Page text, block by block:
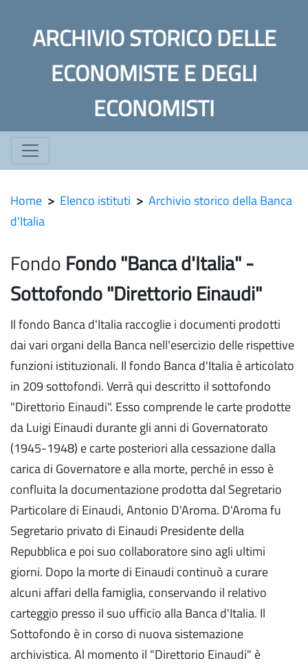
ARCHIVIO STORICO DELLE
ECONOMISTE E DEGLI
ECONOMISTI
Home > Elenco istituti > Archivio storico della Banca
d'Italia
Fondo Fondo "Banca d'Italia" -
Sottofondo "Direttorio Einaudi"
Il fondo Banca d'Italia raccoglie i documenti prodotti
dai vari organi della Banca nell'esercizio delle rispettive
funzioni istituzionali. Il fondo Banca d'Italia è articolato
in 209 sottofondi. Verrà qui descritto il sottofondo
"Direttorio Einaudi". Esso comprende le carte prodotte
da Luigi Einaudi durante gli anni di Governatorato
(1945-1948) e carte posteriori alla cessazione dalla
carica di Governatore e alla morte, perché in esso è
confluita la documentazione prodotta dal Segretario
Particolare di Einaudi, Antonio D'Aroma. D'Aroma fu
Segretario privato di Einaudi Presidente della
Repubblica e poi suo collaboratore sino agli ultimi
giorni. Dopo la morte di Einaudi continuò a curare
alcuni affari della famiglia, conservando il relativo
carteggio presso il suo ufficio alla Banca d'Italia. Il
Sottofondo è in corso di nuova sistemazione
archivistica. Al momento il "Direttorio Einaudi" è